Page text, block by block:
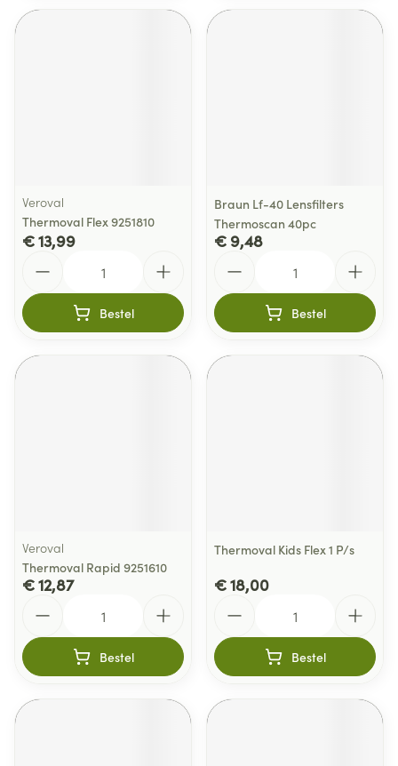
Veroval
Thermoval Flex 9251810
€ 13,99
Bestel
Braun Lf-40 Lensfilters
Thermoscan 40pc
€ 9,48
Bestel
Veroval
Thermoval Rapid 9251610
€ 12,87
Bestel
Thermoval Kids Flex 1 P/s
€ 18,00
Bestel